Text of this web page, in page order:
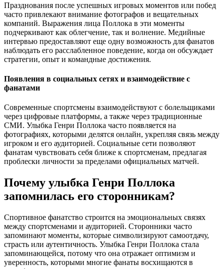
Празднования после успешных игровых моментов или побед
часто привлекают внимание фотографов и вещательных
компаний. Выражения лица Поллока в эти моменты
подчеркивают как облегчение, так и волнение. Медийные
интервью предоставляют еще одну возможность для фанатов
наблюдать его расслабленное поведение, когда он обсуждает
стратегии, опыт и командные достижения.
Появления в социальных сетях и взаимодействие с
фанатами
Современные спортсмены взаимодействуют с болельщиками
через цифровые платформы, а также через традиционные
СМИ. Улыбка Генри Поллока часто появляется на
фотографиях, которыми делятся онлайн, укрепляя связь между
игроком и его аудиторией. Социальные сети позволяют
фанатам чувствовать себя ближе к спортсменам, предлагая
проблески личности за пределами официальных матчей.
Почему улыбка Генри Поллока
запомнилась его сторонникам?
Спортивное фанатство строится на эмоциональных связях
между спортсменами и аудиторией. Сторонники часто
запоминают моменты, которые символизируют самоотдачу,
страсть или аутентичность. Улыбка Генри Поллока стала
запоминающейся, потому что она отражает оптимизм и
уверенность, которыми многие фанаты восхищаются в